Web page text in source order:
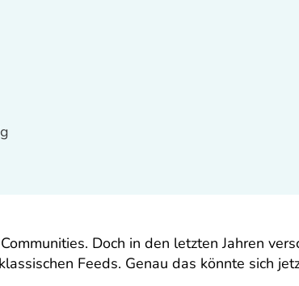
Doch in den letzten Jahren
Feeds. Genau das könnte sich